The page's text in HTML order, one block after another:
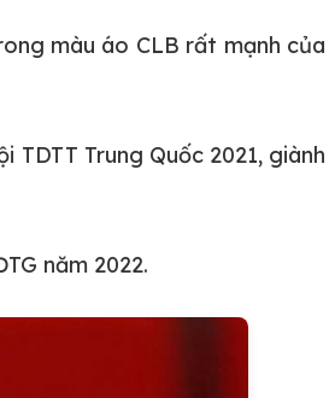
màu áo CLB rất mạnh của
Trung Quốc 2021, giành
năm 2022.